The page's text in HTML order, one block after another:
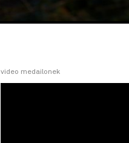
video medailonek